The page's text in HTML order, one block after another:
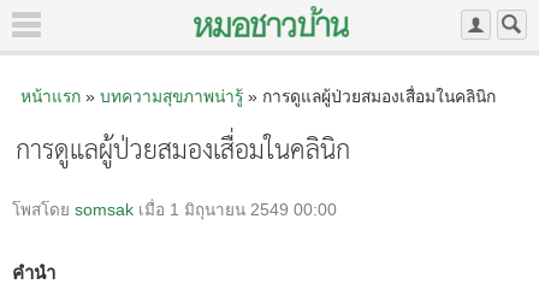
หน้าแรก» บทความสุขภาพน่ารู้» การดูแลผู้ป่วยสมองเสื่อมในคลินิก
การดูแลผู้ป่วยสมองเสื่อมในคลินิก
โพสโดย somsak เมื่อ 1 มิถุนายน 2549 00:00
คำนำ